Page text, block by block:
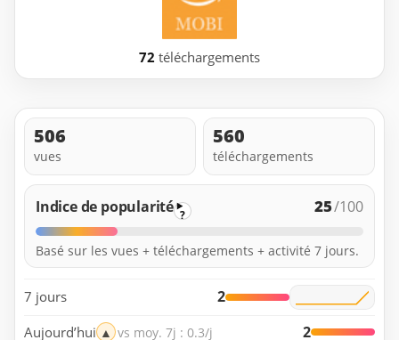
72 téléchargements
506
vues
560
téléchargements
Indice de popularité ? 25/100
Basé sur les vues + téléchargements + activité 7 jours.
7 jours 2
Aujourd’hui ▲ vs moy. 7j : 0.3/j 2